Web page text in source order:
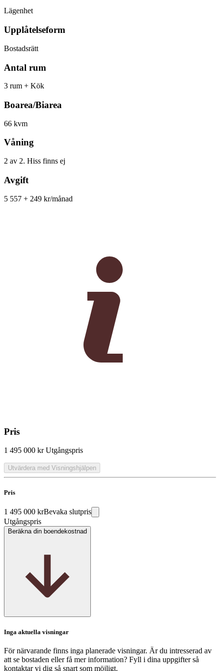
Lägenhet
Upplåtelseform
Bostadsrätt
Antal rum
3 rum + Kök
Boarea/Biarea
66 kvm
Våning
2 av 2. Hiss finns ej
Avgift
5 557 + 249 kr/månad
Pris
1 495 000 kr Utgångspris
Utvärdera med Visningshjälpen
Pris
1 495 000 krBevaka slutpris
Utgångspris
Beräkna din boendekostnad
Inga aktuella visningar
För närvarande finns inga planerade visningar. Är du intresserad av
att se bostaden eller få mer information? Fyll i dina uppgifter så
kontaktar vi dig så snart som möjligt.